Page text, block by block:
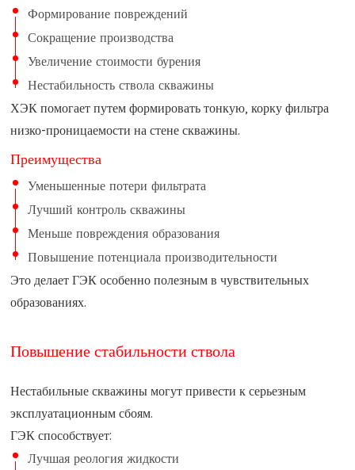
Формирование повреждений
Сокращение производства
Увеличение стоимости бурения
Нестабильность ствола скважины
ХЭК помогает путем формировать тонкую, корку фильтра
низко-проницаемости на стене скважины.
Преимущества
Уменьшенные потери фильтрата
Лучший контроль скважины
Меньше повреждения образования
Повышение потенциала производительности
Это делает ГЭК особенно полезным в чувствительных
образованиях.
Повышение стабильности ствола
Нестабильные скважины могут привести к серьезным
эксплуатационным сбоям.
ГЭК способствует:
Лучшая реология жидкости